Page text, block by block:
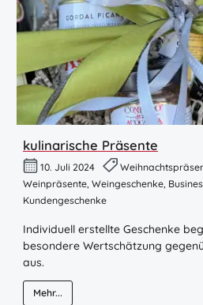
kulinarische Präsente
10. Juli 2024
Weinpräsente, Weingeschenke,
Kundengeschenke
Individuell erstellte Geschenke
besondere Wertschätzung
aus.
Mehr...